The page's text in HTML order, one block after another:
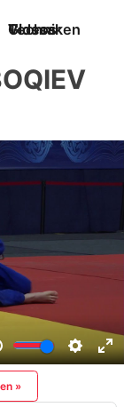
Techniken
Videos
Glossar
»